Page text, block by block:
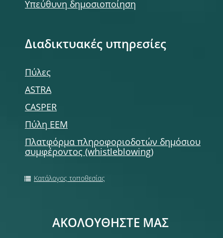
Υπεύθυνη δημοσιοποίηση
Διαδικτυακές υπηρεσίες
Πύλες
ASTRA
CASPER
Πύλη ΕΕΜ
Πλατφόρμα πληροφοριοδοτών δημόσιου
συμφέροντος (whistleblowing)
Κατάλογος τοποθεσίας
ΑΚΟΛΟΥΘΗΣΤΕ ΜΑΣ